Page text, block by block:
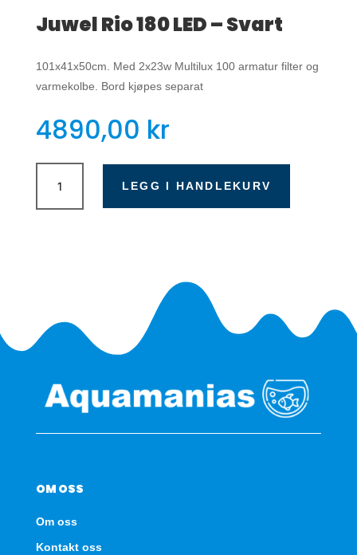
Juwel Rio 180 LED – Svart
101x41x50cm. Med 2x23w Multilux 100 armatur filter og
varmekolbe. Bord kjøpes separat
4890,00 kr
Juwel
180
LEGG I HANDLEKURV
OM OSS
Om oss
Kontakt oss